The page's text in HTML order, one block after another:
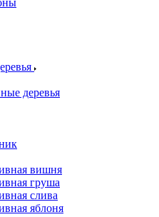
деревья
вишня
груша
слива
яблоня